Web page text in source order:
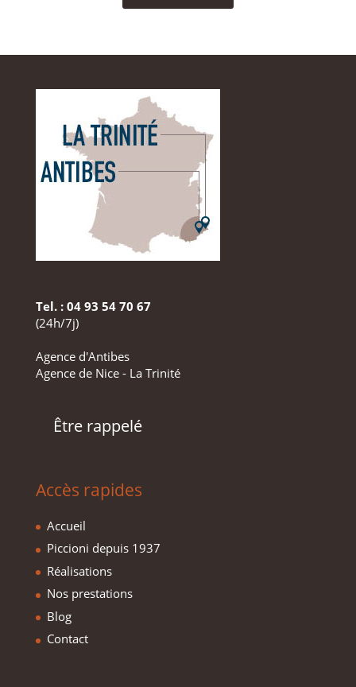
Tel. : 04 93 54 70 67
(24h/7j)
Agence d'Antibes
Agence de Nice - La Trinité
Être rappelé
Accès rapides
Accueil
Piccioni depuis 1937
Réalisations
Nos prestations
Blog
Contact